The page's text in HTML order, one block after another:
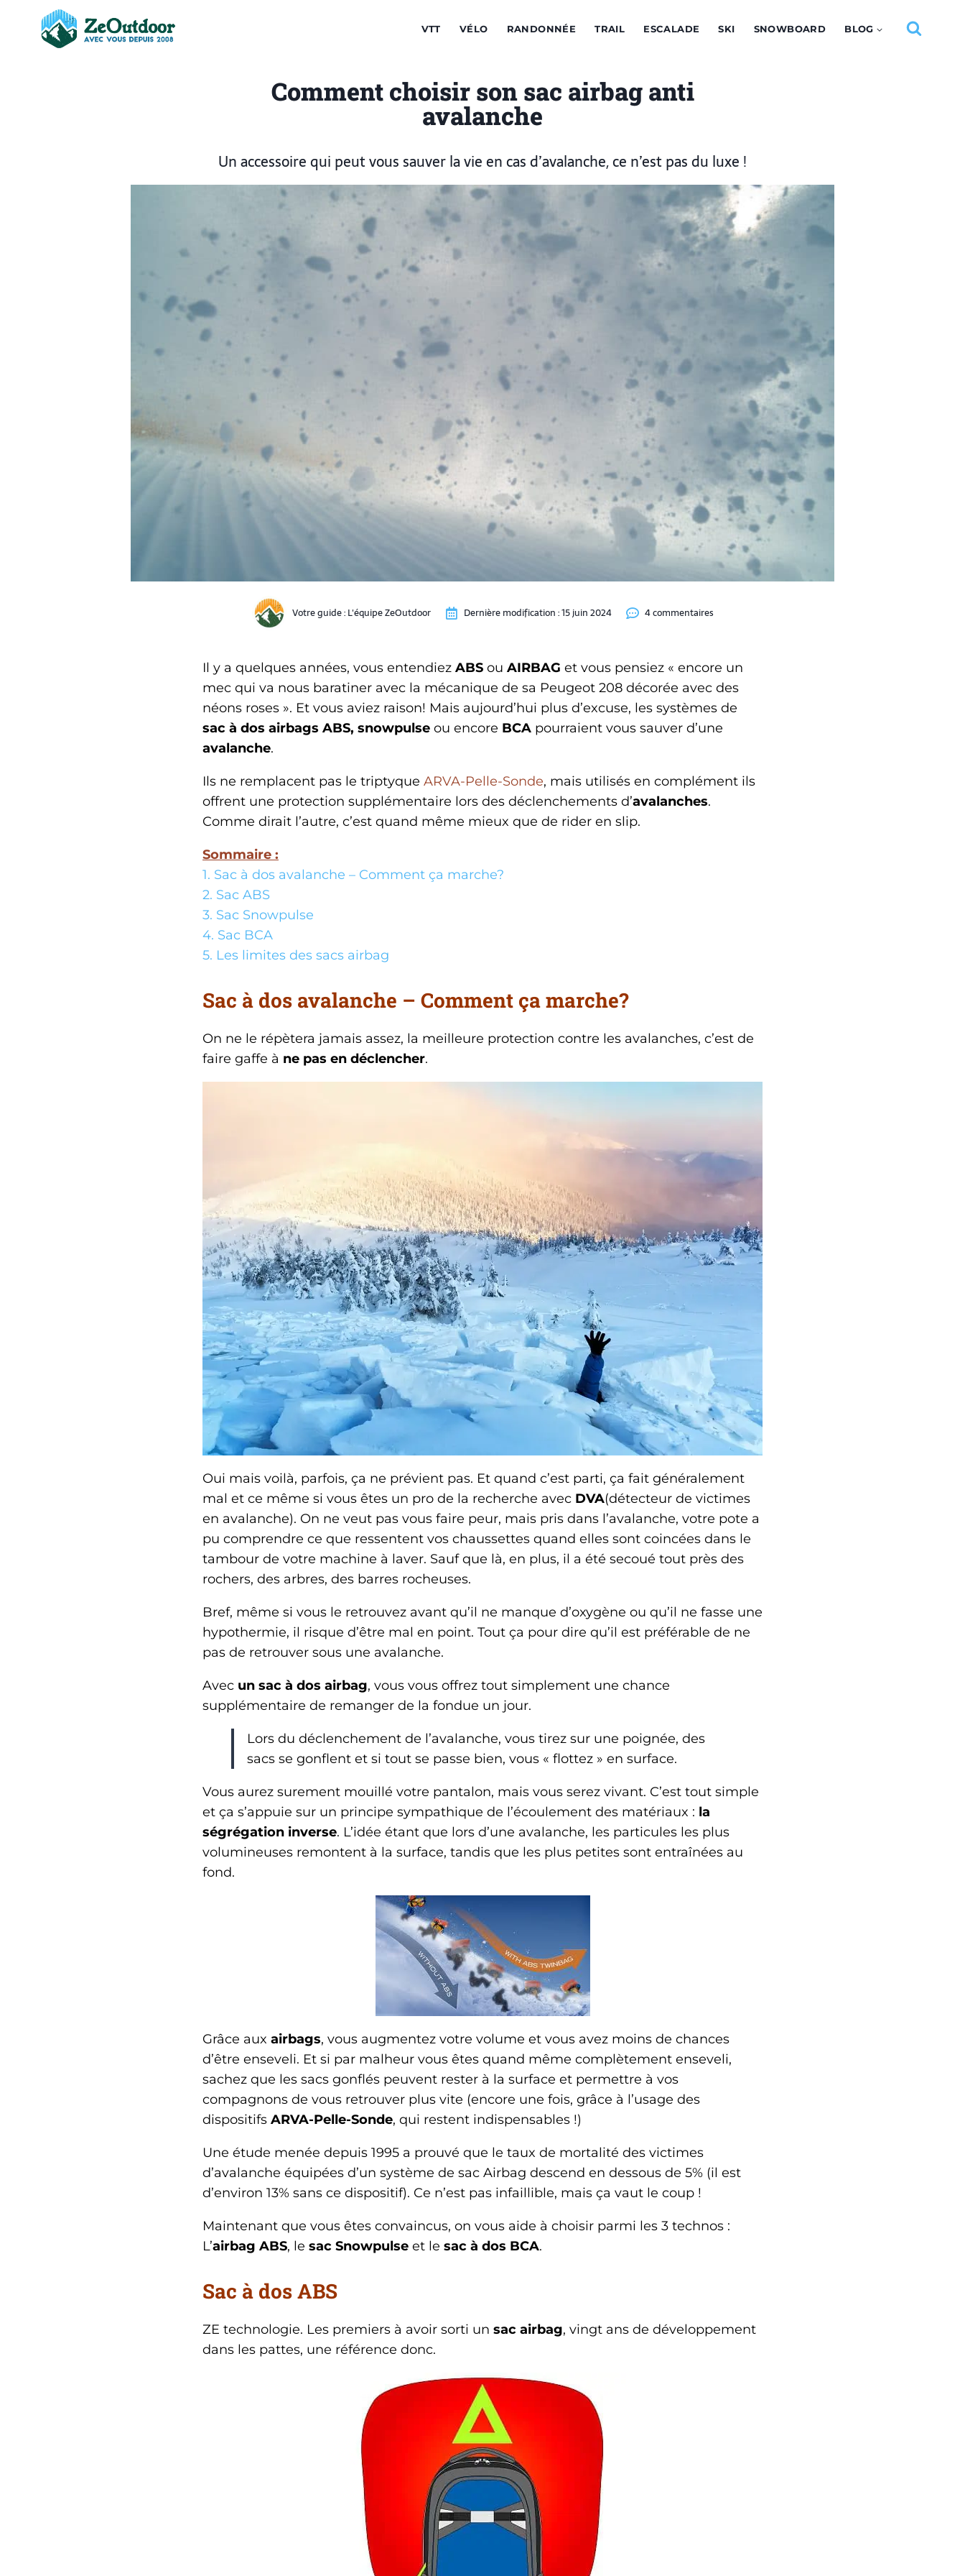
VTT VÉLO RANDONNÉE TRAIL ESCALADE SKI SNOWBOARD BLOG
Comment choisir son sac airbag anti
avalanche
Un accessoire qui peut vous sauver la vie en cas d’avalanche, ce n’est pas du luxe !
Votre guide :L'équipe ZeOutdoor Dernière modification :15 juin 2024 4 commentaires
Il y a quelques années, vous entendiez ABS ou AIRBAG et vous pensiez « encore un
mec qui va nous baratiner avec la mécanique de sa Peugeot 208 décorée avec des
néons roses ». Et vous aviez raison! Mais aujourd’hui plus d’excuse, les systèmes de
sac à dos airbags ABS, snowpulse ou encore BCA pourraient vous sauver d’une
avalanche.
Ils ne remplacent pas le triptyque ARVA-Pelle-Sonde, mais utilisés en complément ils
offrent une protection supplémentaire lors des déclenchements d’avalanches.
Comme dirait l’autre, c’est quand même mieux que de rider en slip.
Sommaire :
1. Sac à dos avalanche – Comment ça marche?
2. Sac ABS
3. Sac Snowpulse
4. Sac BCA
5. Les limites des sacs airbag
Sac à dos avalanche – Comment ça marche?
On ne le répètera jamais assez, la meilleure protection contre les avalanches, c’est de
faire gaffe à ne pas en déclencher.
Oui mais voilà, parfois, ça ne prévient pas. Et quand c’est parti, ça fait généralement
mal et ce même si vous êtes un pro de la recherche avec DVA(détecteur de victimes
en avalanche). On ne veut pas vous faire peur, mais pris dans l’avalanche, votre pote a
pu comprendre ce que ressentent vos chaussettes quand elles sont coincées dans le
tambour de votre machine à laver. Sauf que là, en plus, il a été secoué tout près des
rochers, des arbres, des barres rocheuses.
Bref, même si vous le retrouvez avant qu’il ne manque d’oxygène ou qu’il ne fasse une
hypothermie, il risque d’être mal en point. Tout ça pour dire qu’il est préférable de ne
pas de retrouver sous une avalanche.
Avec un sac à dos airbag, vous vous offrez tout simplement une chance
supplémentaire de remanger de la fondue un jour.
Lors du déclenchement de l’avalanche, vous tirez sur une poignée, des
sacs se gonflent et si tout se passe bien, vous « flottez » en surface.
Vous aurez surement mouillé votre pantalon, mais vous serez vivant. C’est tout simple
et ça s’appuie sur un principe sympathique de l’écoulement des matériaux : la
ségrégation inverse. L’idée étant que lors d’une avalanche, les particules les plus
volumineuses remontent à la surface, tandis que les plus petites sont entraînées au
fond.
Grâce aux airbags, vous augmentez votre volume et vous avez moins de chances
d’être enseveli. Et si par malheur vous êtes quand même complètement enseveli,
sachez que les sacs gonflés peuvent rester à la surface et permettre à vos
compagnons de vous retrouver plus vite (encore une fois, grâce à l’usage des
dispositifs ARVA-Pelle-Sonde, qui restent indispensables !)
Une étude menée depuis 1995 a prouvé que le taux de mortalité des victimes
d’avalanche équipées d’un système de sac Airbag descend en dessous de 5% (il est
d’environ 13% sans ce dispositif). Ce n’est pas infaillible, mais ça vaut le coup !
Maintenant que vous êtes convaincus, on vous aide à choisir parmi les 3 technos :
L’airbag ABS, le sac Snowpulse et le sac à dos BCA.
Sac à dos ABS
ZE technologie. Les premiers à avoir sorti un sac airbag, vingt ans de développement
dans les pattes, une référence donc.